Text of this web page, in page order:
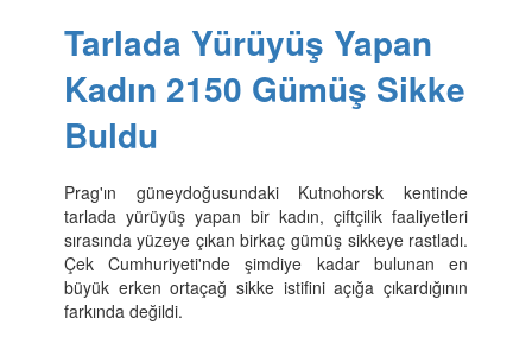
Tarlada Yürüyüş Yapan
Kadın 2150 Gümüş Sikke
Buldu
Prag'ın güneydoğusundaki Kutnohorsk kentinde
tarlada yürüyüş yapan bir kadın, çiftçilik faaliyetleri
sırasında yüzeye çıkan birkaç gümüş sikkeye rastladı.
Çek Cumhuriyeti'nde şimdiye kadar bulunan en
büyük erken ortaçağ sikke istifini açığa çıkardığının
farkında değildi.